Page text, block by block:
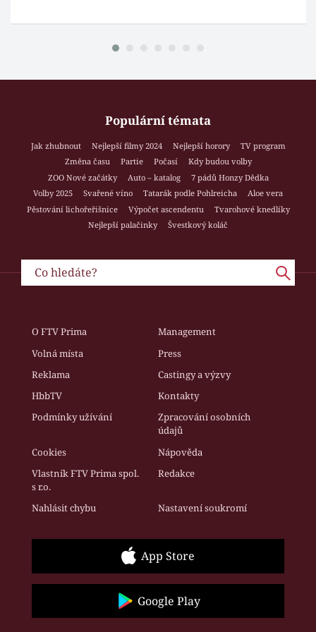
Populární témata
Jak zhubnout Nejlepší filmy 2024 Nejlepší horory
TV program
Změna času
Partie Počasí
Kdy budou volby
ZOO Nové začátky
Auto – katalog
7 pádů Honzy Dědka
Volby 2025
Svařené víno Tatarák podle Pohlreicha
Aloe vera
Pěstování lichořeřišnice
Výpočet ascendentu
Tvarohové knedlíky
Nejlepší palačinky
Švestkový koláč
O FTV Prima
Management
Volná místa
Press
Reklama
Castingy a výzvy
HbbTV
Kontakty
Podmínky užívání
Zpracování osobních
údajů
Cookies
Nápověda
Vlastník FTV Prima spol.
s r.o.
Redakce
Nahlásit chybu Nastavení soukromí
App Store
Google Play